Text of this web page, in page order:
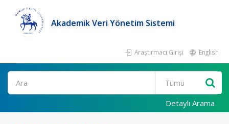
Akademik Veri Yönetim Sistemi
Araştırmacı Girişi English
Ara
Detaylı Arama